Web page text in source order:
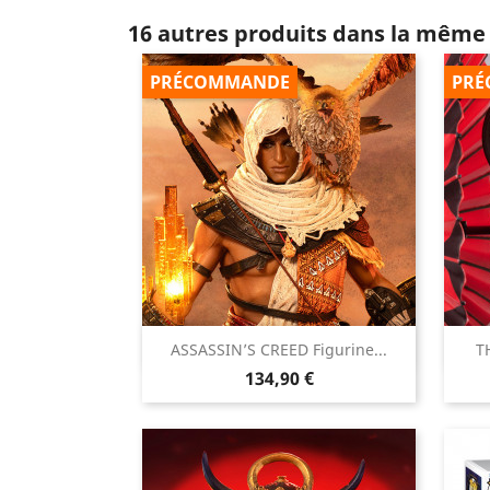
16 autres produits dans la
ASSASSIN’S CREED Figurine...
Prix
134,90 €
PRÉCOMMANDE
Aperçu rapide